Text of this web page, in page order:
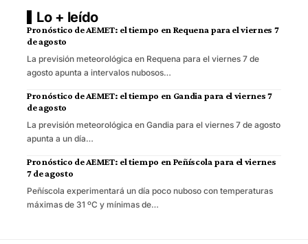
Lo + leído
Pronóstico de AEMET: el tiempo en Requena para el viernes 7
de agosto
La previsión meteorológica en Requena para el viernes 7 de
agosto apunta a intervalos nubosos…
Pronóstico de AEMET: el tiempo en Gandia para el viernes 7
de agosto
La previsión meteorológica en Gandia para el viernes 7 de agosto
apunta a un día…
Pronóstico de AEMET: el tiempo en Peñíscola para el viernes
7 de agosto
Peñíscola experimentará un día poco nuboso con temperaturas
máximas de 31 ºC y mínimas de…